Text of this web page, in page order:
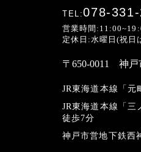
TEL:078-
営業時間
定休日:水曜日(祝日
〒650-0011 神戸
JR東海道本線「元
JR東海道本線「三
徒歩7分
神戸市営地下鉄西